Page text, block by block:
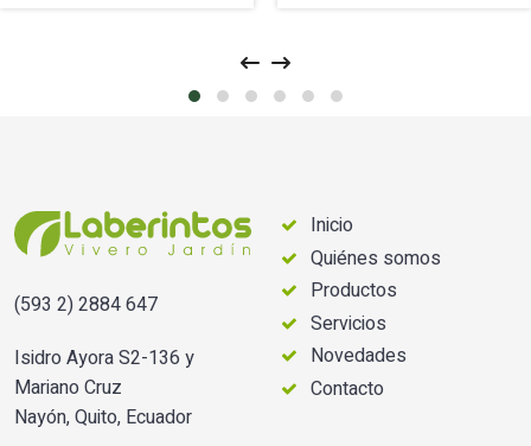
(593 2) 2884 647
Isidro Ayora S2-136 y
Mariano Cruz
Nayón, Quito, Ecuador
Inicio
Quiénes somos
Productos
Servicios
Novedades
Contacto